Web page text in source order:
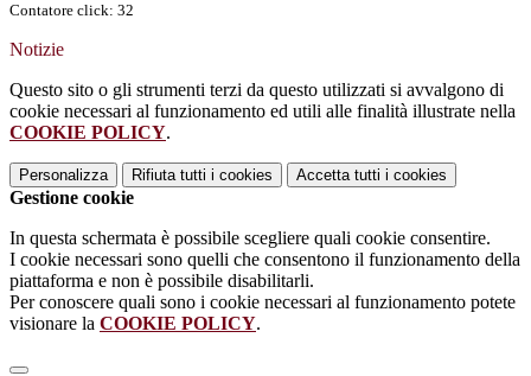
Contatore click: 32
Notizie
Questo sito o gli strumenti terzi da questo utilizzati si avvalgono di
cookie necessari al funzionamento ed utili alle finalità illustrate nella
COOKIE POLICY.
Personalizza Rifiuta tutti i cookies Accetta tutti i cookies
Gestione cookie
In questa schermata è possibile scegliere quali cookie consentire.
I cookie necessari sono quelli che consentono il funzionamento della
piattaforma e non è possibile disabilitarli.
Per conoscere quali sono i cookie necessari al funzionamento potete
visionare la COOKIE POLICY.